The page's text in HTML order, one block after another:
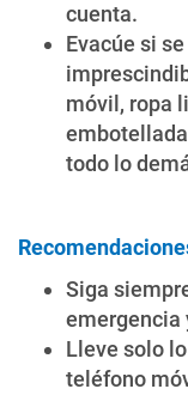
cuenta.
Evacúe si
móvil, ropa
todo lo
Siga
emergencia
Lleve solo
teléfono